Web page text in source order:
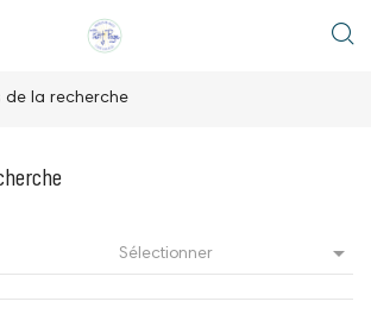
de la recherche
Sélectionner 